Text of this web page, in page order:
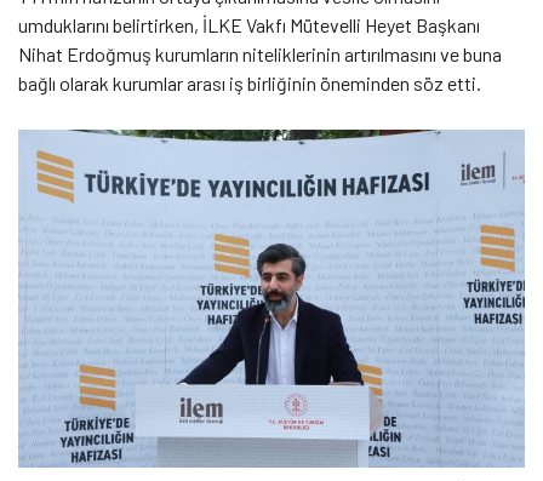
umduklarını belirtirken, İLKE Vakfı Mütevelli Heyet Başkanı
Nihat Erdoğmuş kurumların niteliklerinin artırılmasını ve buna
bağlı olarak kurumlar arası iş birliğinin öneminden söz etti.